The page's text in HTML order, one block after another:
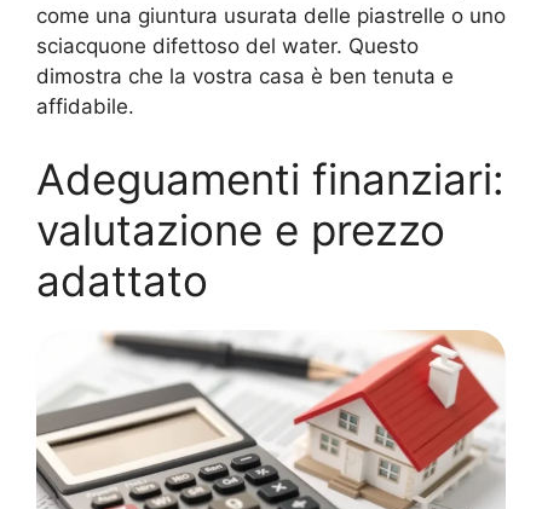
come una giuntura usurata delle piastrelle o uno
sciacquone difettoso del water. Questo
dimostra che la vostra casa è ben tenuta e
affidabile.
Adeguamenti finanziari:
valutazione e prezzo
adattato